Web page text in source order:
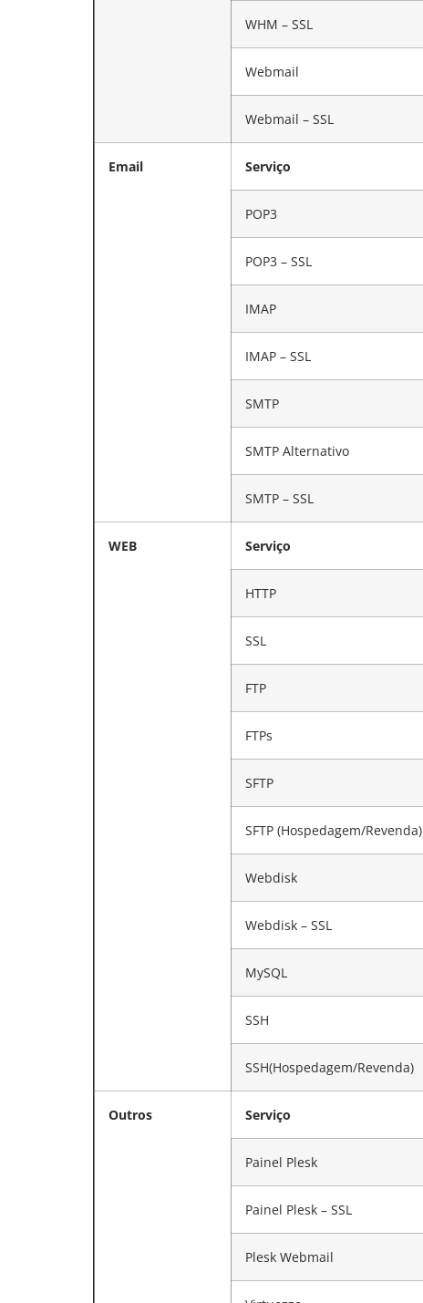
WHM – SSL
Webmail
Webmail – SSL
Email Serviço
POP3
POP3 – SSL
IMAP
IMAP – SSL
SMTP
SMTP Alternativo
SMTP – SSL
WEB Serviço
HTTP
SSL
FTP
FTPs
SFTP
SFTP (Hospedagem/Revenda)
Webdisk
Webdisk – SSL
MySQL
SSH
SSH(Hospedagem/Revenda)
Outros Serviço
Painel Plesk
Painel Plesk – SSL
Plesk Webmail